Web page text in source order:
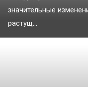
значительные
растущ...